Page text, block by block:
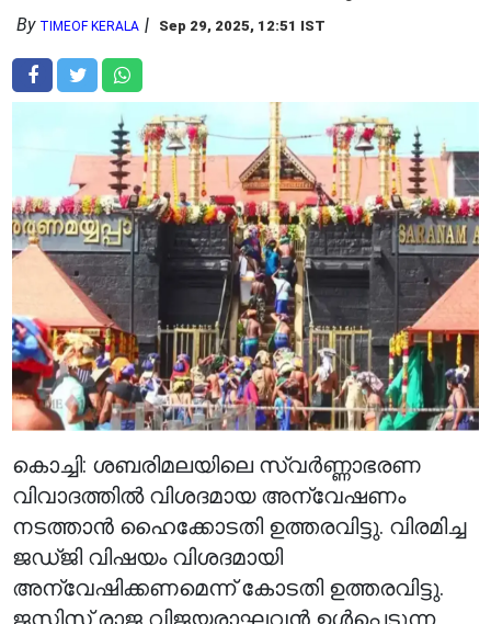
By TIMEOF KERALA Sep 29, 2025, 12:51 IST
കൊച്ചി: ശബരിമലയിലെ സ്വർണ്ണാഭരണ
വിവാദത്തിൽ വിശദമായ അന്വേഷണം
നടത്താൻ ഹൈക്കോടതി ഉത്തരവിട്ടു. വിരമിച്ച
ജഡ്ജി വിഷയം വിശദമായി
അന്വേഷിക്കണമെന്ന് കോടതി ഉത്തരവിട്ടു.
ജസ്റ്റിസ് രാജ വിജയരാഘവൻ ഉൾപ്പെടുന്ന